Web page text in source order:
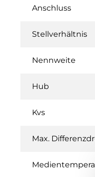
Anschluss
Stellverhältnis
Nennweite
Hub
Kvs
Max.